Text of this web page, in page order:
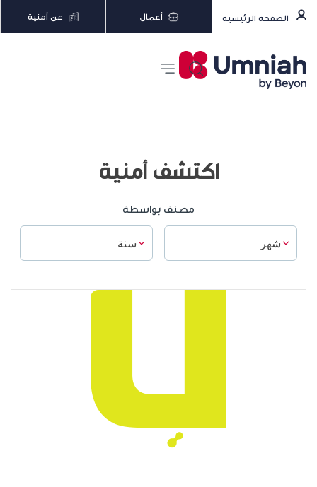
الصفحة الرئيسية أعمال عن أمنية
اكتشف أمنية
مصنف بواسطة